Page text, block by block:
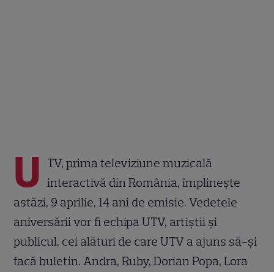
U TV, prima televiziune muzicală
interactivă din România, împlinește
astăzi, 9 aprilie, 14 ani de emisie. Vedetele
aniversării vor fi echipa UTV, artiștii și
publicul, cei alături de care UTV a ajuns să-și
facă buletin. Andra, Ruby, Dorian Popa, Lora